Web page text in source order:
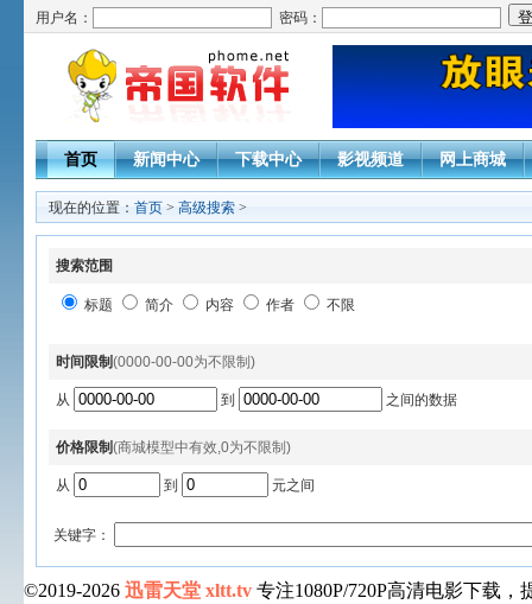
用户名： 密码：
首页 新闻中心 下载中心 影视频道 网上商城
现在的位置： 首页 > 高级搜索 >
搜索范围
标题 简介 内容 作者 不限
时间限制(0000-00-00为不限制)
从 到 之间的数据
价格限制(商城模型中有效,0为不限制)
从 到 元之间
关键字：
©2019-2026 迅雷天堂 xltt.tv 专注1080P/720P高清电影下载